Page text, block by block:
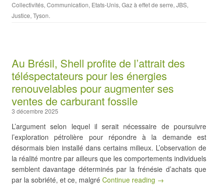
Collectivités, Communication, Etats-Unis, Gaz à effet de serre, JBS,
Justice, Tyson.
Au Brésil, Shell profite de l’attrait des
téléspectateurs pour les énergies
renouvelables pour augmenter ses
ventes de carburant fossile
3 décembre 2025
L’argument selon lequel il serait nécessaire de poursuivre
l’exploration pétrolière pour répondre à la demande est
désormais bien installé dans certains milieux. L’observation de
la réalité montre par ailleurs que les comportements individuels
semblent davantage déterminés par la frénésie d’achats que
par la sobriété, et ce, malgré Continue reading →